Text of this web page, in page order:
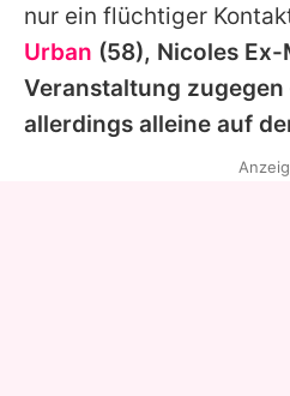
nur ein flüchtiger
Urban (58), Nicoles Ex-
Veranstaltung
allerdings alleine auf